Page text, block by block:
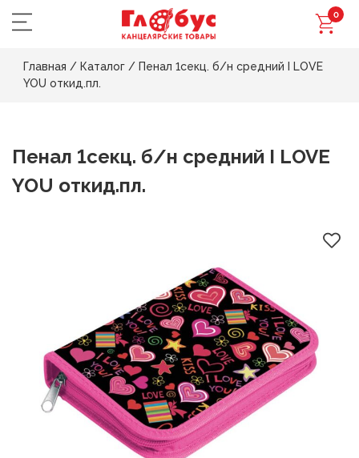
0
Главная / Каталог / Пенал 1секц. б/н средний I LOVE
YOU откид.пл.
Пенал 1секц. б/н средний I LOVE
YOU откид.пл.